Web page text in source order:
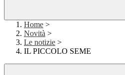
Home >
Novità >
Le notizie >
IL PICCOLO SEME